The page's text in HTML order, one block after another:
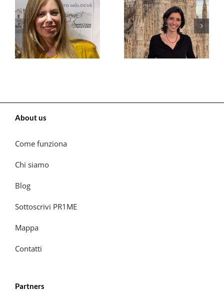
About us
Come funziona
Chi siamo
Blog
Sottoscrivi PR1ME
Mappa
Contatti
Partners